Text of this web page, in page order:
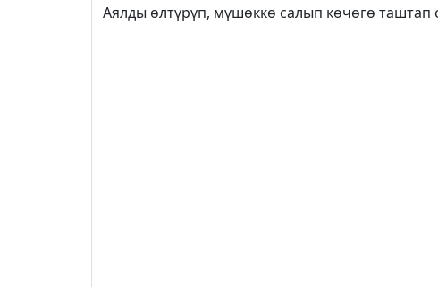
Аялды өлтүрүп, мүшөккө салып көчөгө таштап